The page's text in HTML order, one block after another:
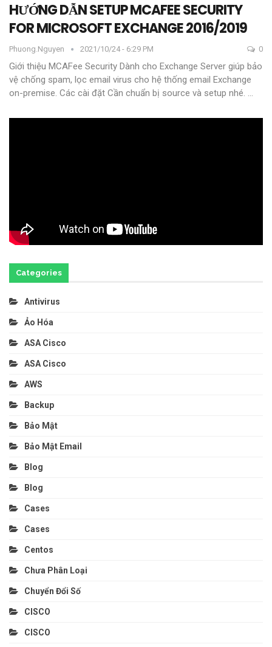
HƯỚNG DẪN SETUP MCAFEE SECURITY
FOR MICROSOFT EXCHANGE 2016/2019
Phuong.nguyen 2021/10/24 - 6:29 PM 0
Giới thiệu MCAFee Security Dành cho Exchange Server giúp bảo
vệ chống spam, lọc email virus cho hệ thống email Exchange
on-premise. Các cài đặt Cần chuẩn bị source và setup nhé. …
Categories
Antivirus
Ảo Hóa
ASA Cisco
ASA Cisco
AWS
Backup
Bảo Mật
Bảo Mật Email
Blog
Blog
Cases
Cases
Centos
Chưa Phân Loại
Chuyển Đổi Số
CISCO
CISCO